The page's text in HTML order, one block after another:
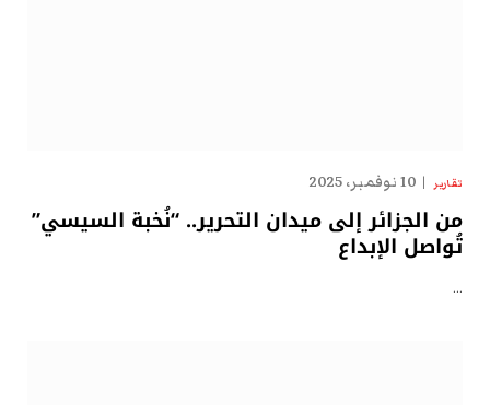
تقارير 10 نوفمبر، 2025
من الجزائر إلى ميدان التحرير.. “نُخبة السيسي”
تُواصل الإبداع
…